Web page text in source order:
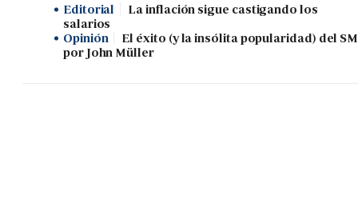
Editorial
La inflación sigue castigando los
salarios
Opinión
El éxito (y la insólita popularidad) del
por John Müller